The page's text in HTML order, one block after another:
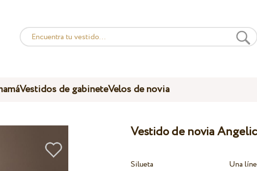
Vestidos de gabineteVelos de novia
Vestido de novia
Silueta
Una